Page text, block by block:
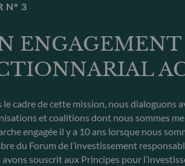
N° 3
ENGAGEMENT
le cadre de cette mission, nous dialoguons
et coalitions dont nous sommes
engagée il y a 10 ans lorsque nous
du Forum de l’investissement
avons souscrit aux Principes pour